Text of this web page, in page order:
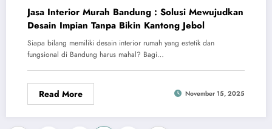
Jasa Interior Murah Bandung : Solusi Mewujudkan
Desain Impian Tanpa Bikin Kantong Jebol
Siapa bilang memiliki desain interior rumah yang estetik dan
fungsional di Bandung harus mahal? Bagi…
Read More November 15, 2025